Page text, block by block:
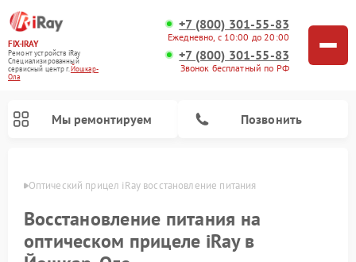
FIX-IRAY
Ремонт устройств iRay
Специализированный
cервисный центр г.Йошкар-
Ола
+7 (800) 301-55-83
Ежедневно, с 10:00 до 20:00
+7 (800) 301-55-83
Звонок бесплатный по РФ
Мы ремонтируем Позвонить
Оптический прицел iRay восстановление питания
Восстановление питания на
оптическом прицеле iRay в